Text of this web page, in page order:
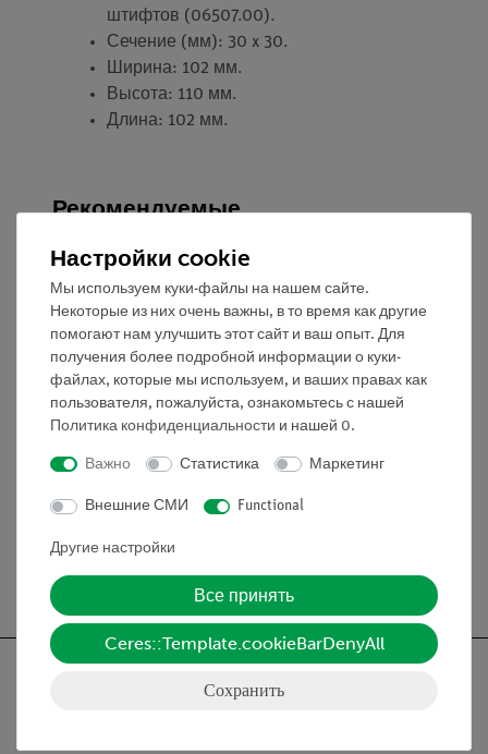
штифтов (06507.00).
Сечение (мм): 30 x 30.
Ширина: 102 мм.
Высота: 110 мм.
Длина: 102 мм.
Рекомендуемые
Железный сердечник, U-
образный, цельный
06491-
00
Полюсные наконечники
для U-образн.
сердечников
06493-
00
Полюсные наконечники, с
06495-
Настройки cookie
Мы используем куки-файлы на нашем сайте.
Некоторые из них очень важны, в то время как другие
помогают нам улучшить этот сайт и ваш опыт. Для
получения более подробной информации о куки-
файлах, которые мы используем, и ваших правах как
пользователя, пожалуйста, ознакомьтесь с нашей
Политика конфиденциальности и нашей 0.
Важно Статистика Маркетинг
Внешние СМИ Functional
Другие настройки
Все принять
Ceres::Template.cookieBarDenyAll
Сохранить